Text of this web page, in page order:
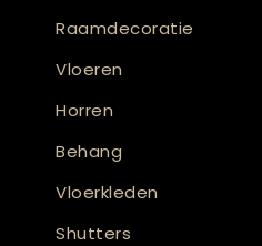
Raamdecoratie
Vloeren
Horren
Behang
Vloerkleden
Shutters